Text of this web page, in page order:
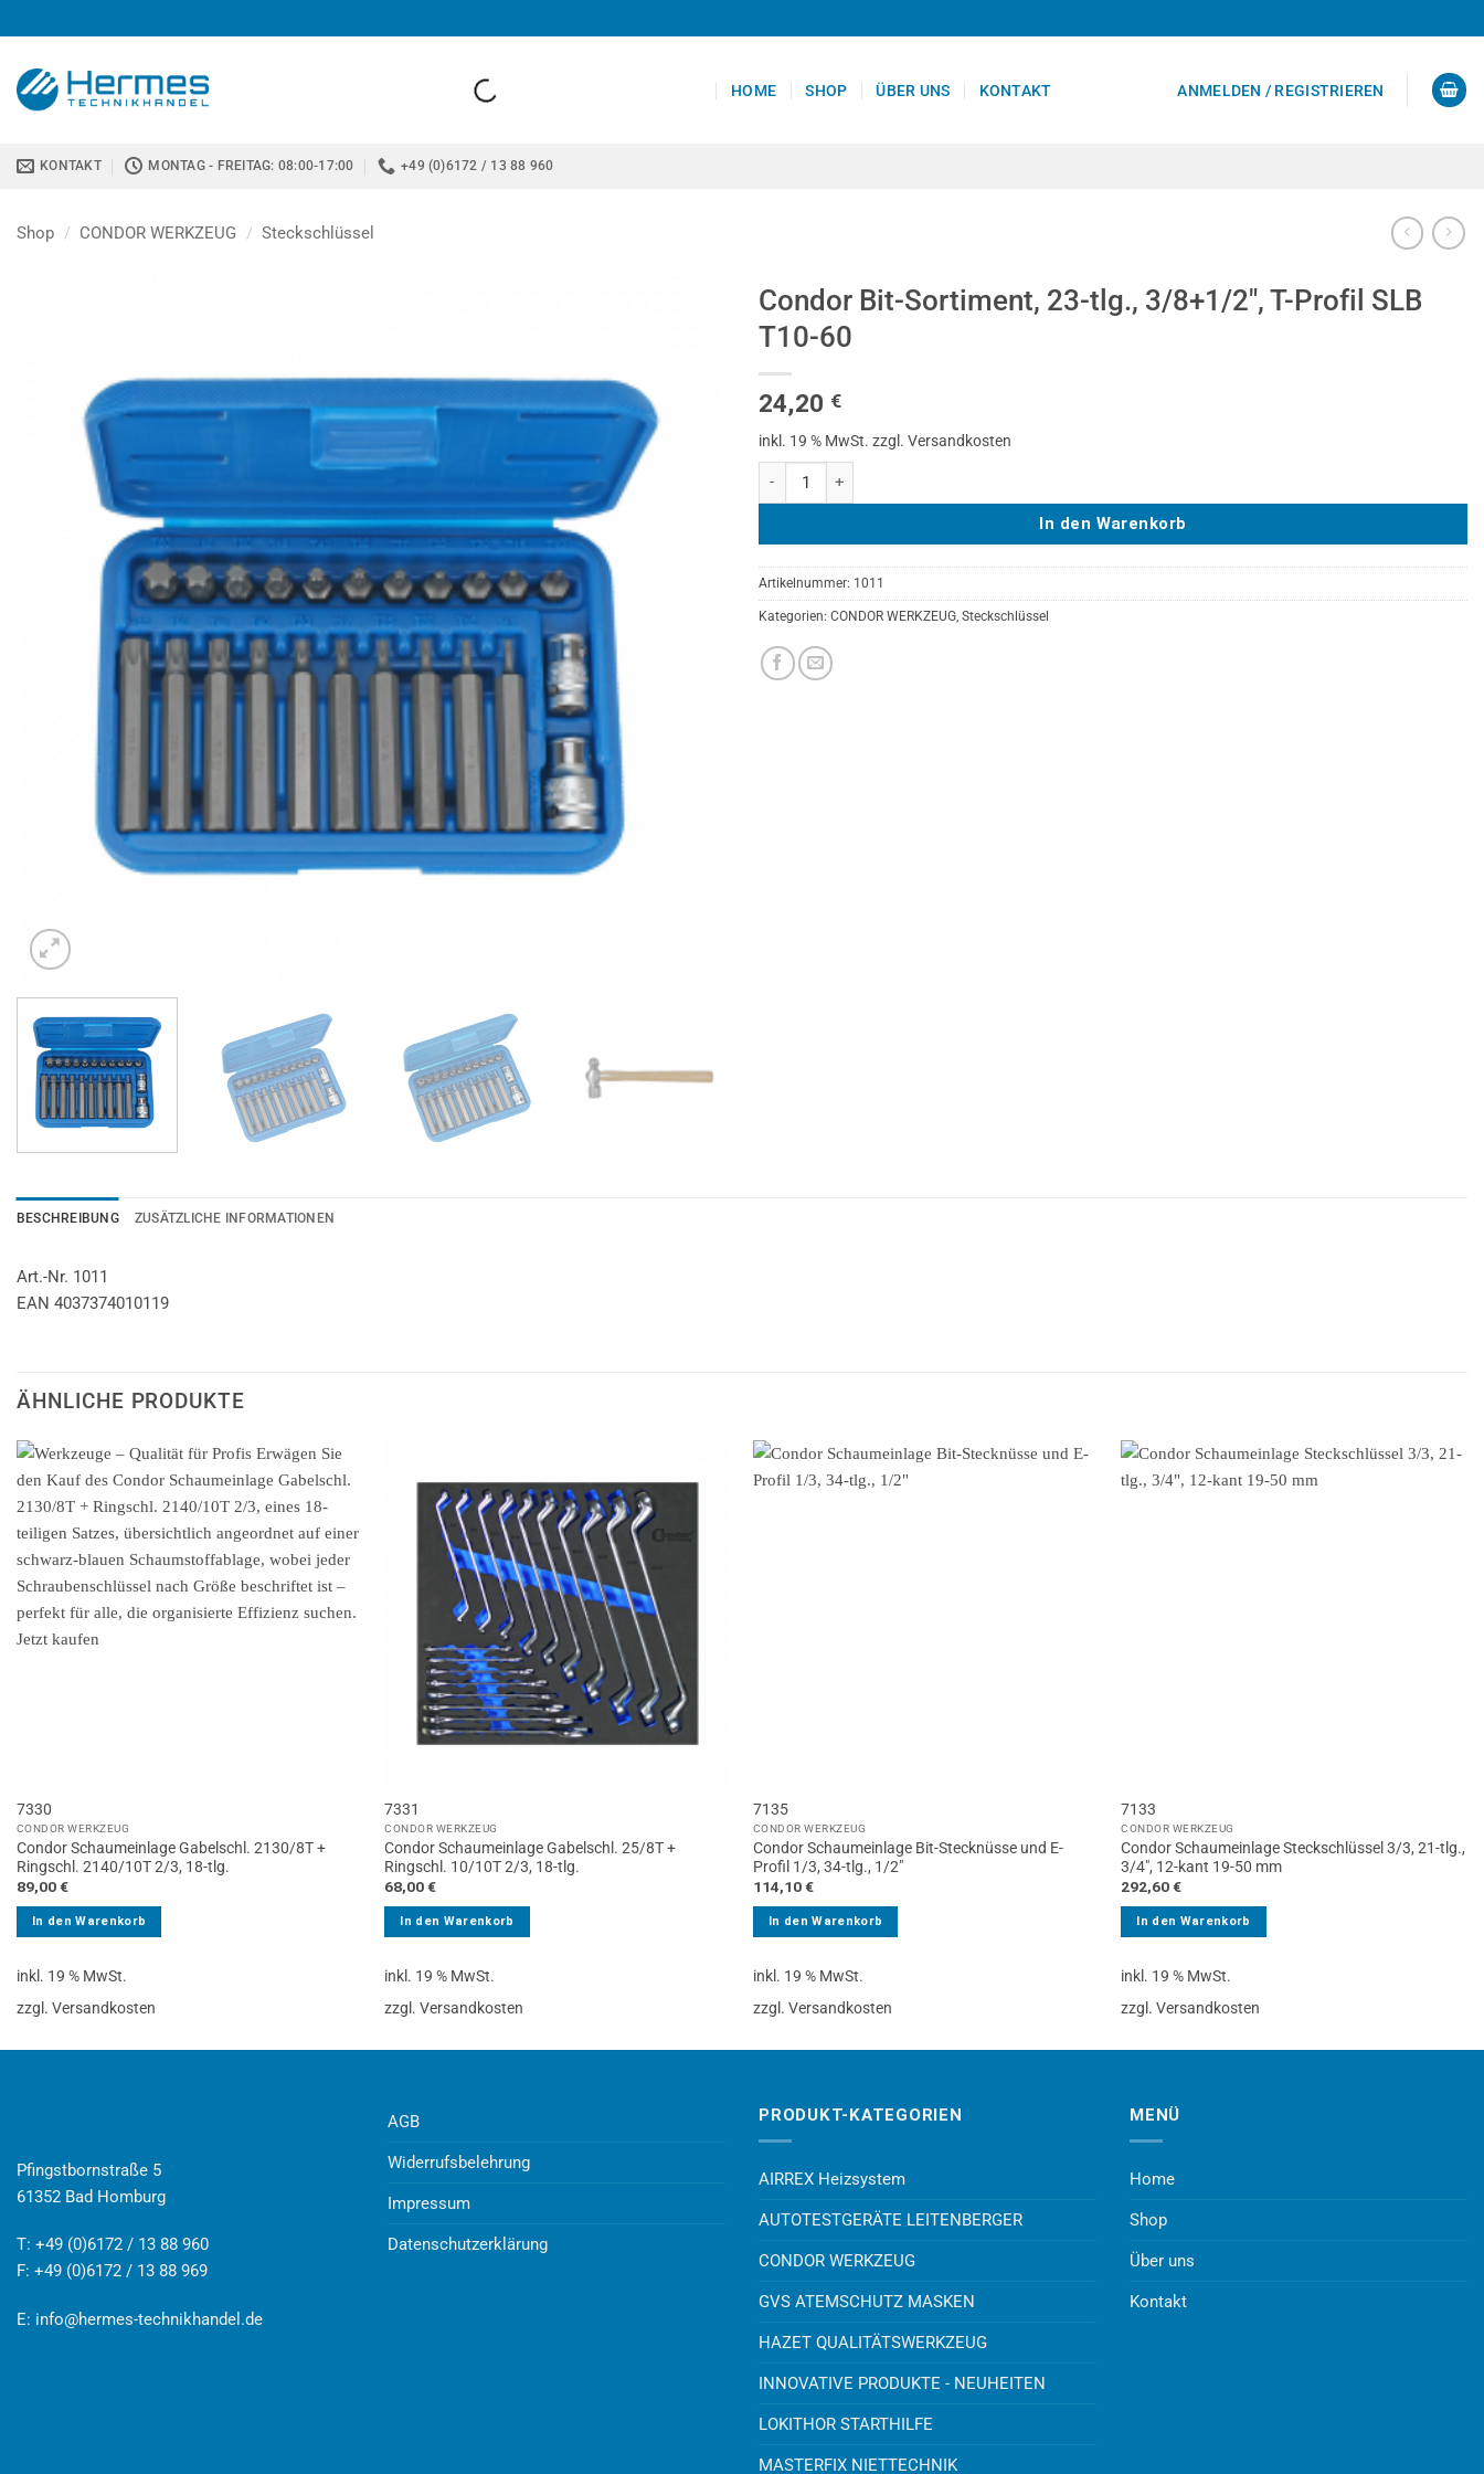
Inhalt
springen
HOME SHOP ÜBER UNS KONTAKT ANMELDEN / REGISTRIEREN
KONTAKT MONTAG - FREITAG: 08:00-17:00 +49 (0)6172 / 13 88 960
Shop / CONDOR WERKZEUG / Steckschlüssel
Condor Bit-Sortiment, 23-tlg., 3/8+1/2″, T-Profil SLB
T10-60
24,20 €
inkl. 19 % MwSt. zzgl. Versandkosten
In den Warenkorb
Artikelnummer: 1011
Kategorien: CONDOR WERKZEUG Steckschlüssel
BESCHREIBUNG ZUSÄTZLICHE INFORMATIONEN
Art.-Nr. 1011
EAN 4037374010119
ÄHNLICHE PRODUKTE
7330
CONDOR WERKZEUG
Condor Schaumeinlage Gabelschl. 2130/8T +
Ringschl. 2140/10T 2/3, 18-tlg.
89,00€
In den Warenkorb
inkl. 19 % MwSt.
zzgl. Versandkosten
7331
CONDOR WERKZEUG
Condor Schaumeinlage Gabelschl. 25/8T +
Ringschl. 10/10T 2/3, 18-tlg.
68,00€
In den Warenkorb
inkl. 19 % MwSt.
zzgl. Versandkosten
7135
CONDOR WERKZEUG
Condor Schaumeinlage Bit-Stecknüsse und E-
Profil 1/3, 34-tlg., 1/2″
114,10€
In den Warenkorb
inkl. 19 % MwSt.
zzgl. Versandkosten
7133
CONDOR WERKZEUG
Condor Schaumeinlage Steckschlüssel 3/3, 21-tlg.,
3/4″, 12-kant 19-50 mm
292,60€
In den Warenkorb
inkl. 19 % MwSt.
zzgl. Versandkosten
Pfingstbornstraße 5
61352 Bad Homburg
T: +49 (0)6172 / 13 88 960
F: +49 (0)6172 / 13 88 969
E: info@hermes-technikhandel.de
AGB
Widerrufsbelehrung
Impressum
Datenschutzerklärung
PRODUKT-KATEGORIEN
AIRREX Heizsystem
AUTOTESTGERÄTE LEITENBERGER
CONDOR WERKZEUG
GVS ATEMSCHUTZ MASKEN
HAZET QUALITÄTSWERKZEUG
INNOVATIVE PRODUKTE - NEUHEITEN
LOKITHOR STARTHILFE
MASTERFIX NIETTECHNIK
MENÜ
Home
Shop
Über uns
Kontakt